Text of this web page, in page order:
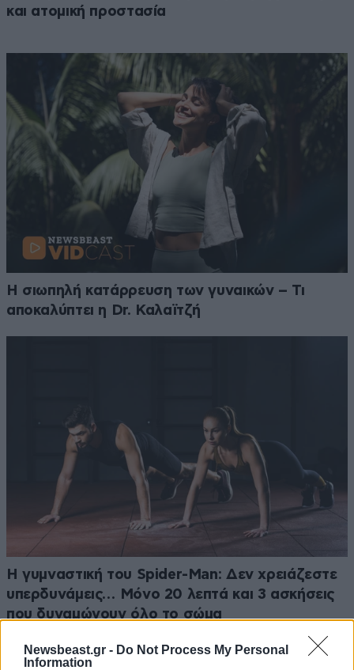
Newsbeast.gr - Do Not Process My Personal
Information
και ατομική προστασία
Η σιωπηλή κατάρρευση των γυναικών – Τι
αποκαλύπτει η Dr. Καλαϊτζή
Η γυμναστική του Spider-Man: Δεν χρειάζεστε
υπερδυνάμεις… Μόνο 20 λεπτά και 3 ασκήσεις
που δυναμώνουν όλο το σώμα